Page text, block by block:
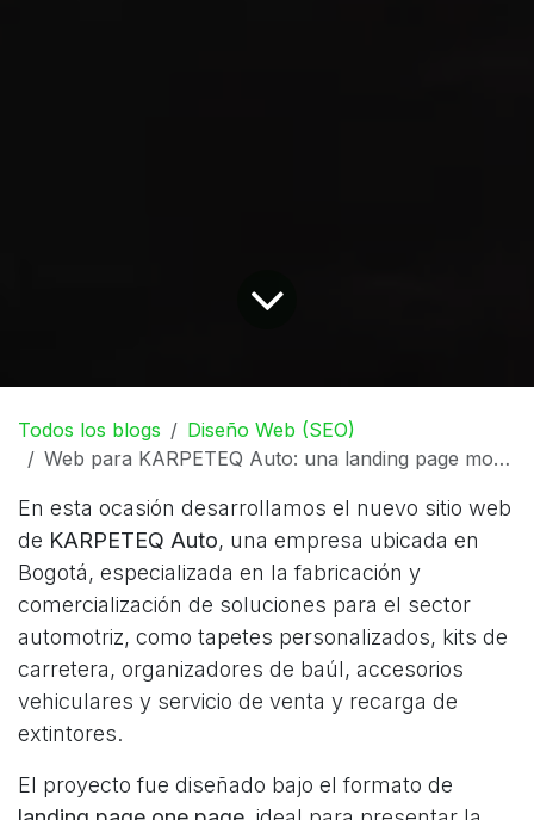
Todos los blogs
Diseño Web (SEO)
Web para KARPETEQ Auto: una landing page moderna para soluciones automotrices
En esta ocasión desarrollamos el nuevo sitio web
de KARPETEQ Auto, una empresa ubicada en
Bogotá, especializada en la fabricación y
comercialización de soluciones para el sector
automotriz, como tapetes personalizados, kits de
carretera, organizadores de baúl, accesorios
vehiculares y servicio de venta y recarga de
extintores.
El proyecto fue diseñado bajo el formato de